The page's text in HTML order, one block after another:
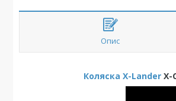
Опис
Коляска X-Lander X-